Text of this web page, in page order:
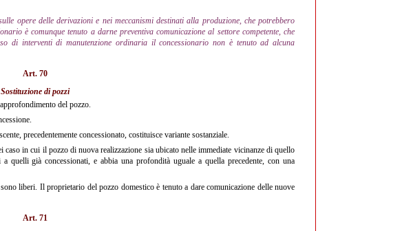
opere delle derivazioni e nei meccanismi destinati alla produzione, che potrebbero
è comunque tenuto a darne preventiva comunicazione al settore competente, che
di interventi di manutenzione ordinaria il concessionario non è tenuto ad alcuna
Art. 70
Sostituzione di pozzi
del pozzo.
precedentemente concessionato, costituisce variante sostanziale.
in cui il pozzo di nuova realizzazione sia ubicato nelle immediate vicinanze di quello
quelli già concessionati, e abbia una profondità uguale a quella precedente, con una
liberi. Il proprietario del pozzo domestico è tenuto a dare comunicazione delle nuove
Art. 71